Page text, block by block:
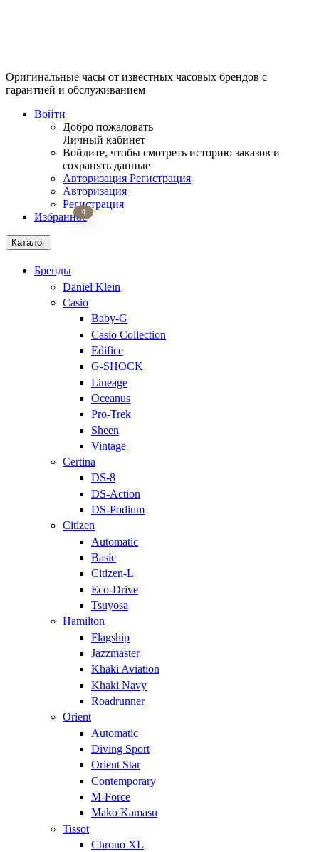
Оригинальные часы от известных часовых брендов с
гарантией и обслуживанием
Войти
Добро пожаловать
Личный кабинет
Войдите, чтобы смотреть историю заказов и
сохранять данные
Авторизация Регистрация
Авторизация
Регистрация
Избранное
0
Каталог
Бренды
Daniel Klein
Casio
Baby-G
Casio Collection
Edifice
G-SHOCK
Lineage
Oceanus
Pro-Trek
Sheen
Vintage
Certina
DS-8
DS-Action
DS-Podium
Citizen
Automatic
Basic
Citizen-L
Eco-Drive
Tsuyosa
Hamilton
Flagship
Jazzmaster
Khaki Aviation
Khaki Navy
Roadrunner
Orient
Automatic
Diving Sport
Orient Star
Contemporary
M-Force
Mako Kamasu
Tissot
Chrono XL